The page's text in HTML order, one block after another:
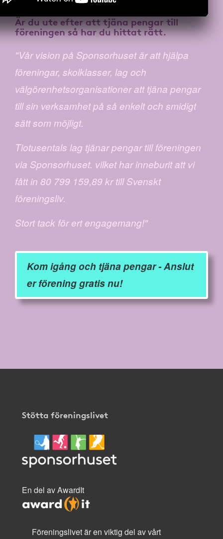
Är du ute efter atttjäna pengar till
föreningenså har du hittat rätt.
"Vår vision på Sponsorhuset är att hjälpa
föreningar, skolklasser, lag och
välgörenhetsorganisationer att tjäna pengar
till sin verksamhet på så enkelt och smidigt
sätt som möjligt.
Tiotusentals lag tjänar pengar till föreningen
via Sponsorhuset. vilket har inneburit att vi
fått in 80 799 159,89 kr till Svenskt
föreningsliv.
Stort tack för ert engagemang!"
Kom igång och tjäna pengar - Anslut
er förening gratis nu!
Stötta föreningslivet
En del av AwardIt
Föreningslivet är en viktig del av vårt